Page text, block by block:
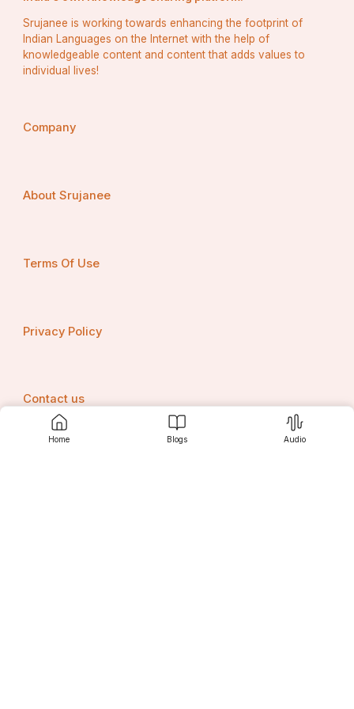
Home Blogs Audio
ପରବର୍ତ୍ତୀ ସମୟରେ ଗଜପତି ପ୍ରତାପରୁଦ୍ର ଦେବ ତାଙ୍କୁ
ସମ୍ମାନିତ କରିବା ସଙ୍ଗେ ସଙ୍ଗେ ଶ୍ରୀମନ୍ଦିର ର ପଶ୍ଚାତ
ଭାଗ ରେ ପାଟରାଣୀ ଙ୍କ ଉଆସ ତାଙ୍କୁ ଅବସ୍ଥାନ କରିବାକୁ
ଦେଇଥିଲେ। ଏହି ଉଆସ ଟି ଓଡ଼ିଆ ମଠ ନାମରେ ଖ୍ୟାତି ଲାଭ
Srujanee is working towards enhancing the footprint of
Indian Languages on the Internet with the help of
knowledgeable content and content that adds values to
individual lives!
Company
About Srujanee
Terms Of Use
Privacy Policy
Contact us